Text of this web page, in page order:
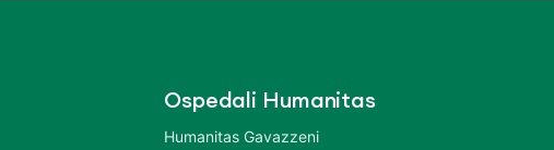
Ospedali Humanitas
Humanitas Gavazzeni